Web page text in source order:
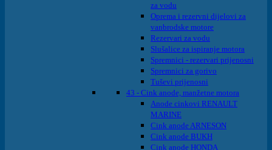
za vodu
Oprema i rezervni dijelovi za
vanbrodske motore
Rezervari za vodu
Slušalice za ispiranje motora
Spremnici - rezervari prijenosni
Spremnici za gorivo
Tuševi prijenosni
43 - Cink anode, manžetne motora
Anode cinkovi RENAULT
MARINE
Cink anode ARNESON
Cink anode BUKH
Cink anode HONDA